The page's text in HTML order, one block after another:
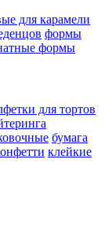
для карамели
формы
формы
для тортов
бумага
клейкие